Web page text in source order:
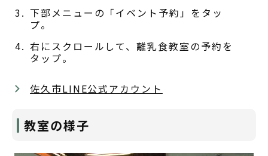
下部メニューの「イベント予約」をタッ
プ。
右にスクロールして、離乳食教室の予約を
タップ。
佐久市LINE公式アカウント
教室の様子